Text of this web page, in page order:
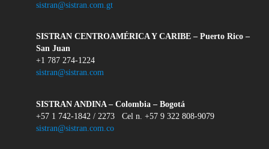
sistran@sistran.com.gt
SISTRAN CENTROAMÉRICA Y CARIBE – Puerto Rico –
San Juan
+1 787 274-1224
sistran@sistran.com
SISTRAN ANDINA – Colombia – Bogotá
+57 1 742-1842 / 2273 Cel n. +57 9 322 808-9079
sistran@sistran.com.co